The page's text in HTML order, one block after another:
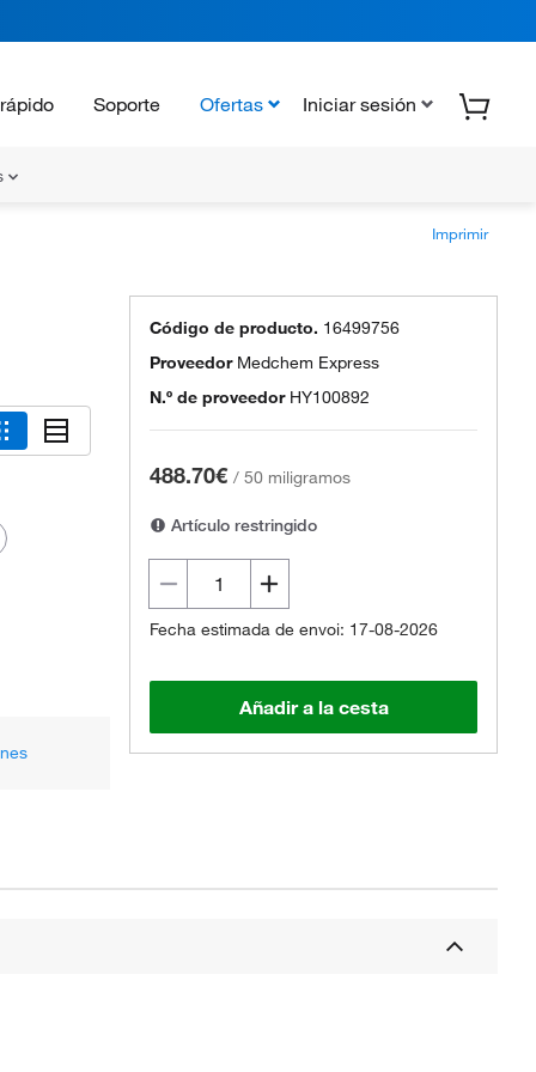
Soporte Ofertas Iniciar sesión
Imprimir
Código de producto. 16499756
Proveedor Medchem Express
N.º de proveedor HY100892
488.70€ / 50 miligramos
Artículo restringido
Fecha estimada de envoi: 17-08-2026
Añadir a la cesta